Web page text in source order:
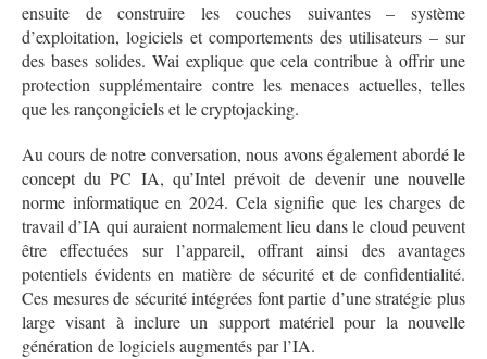
ensuite de construire les couches suivantes – système
d’exploitation, logiciels et comportements des utilisateurs – sur
des bases solides. Wai explique que cela contribue à offrir une
protection supplémentaire contre les menaces actuelles, telles
que les rançongiciels et le cryptojacking.
Au cours de notre conversation, nous avons également abordé le
concept du PC IA, qu’Intel prévoit de devenir une nouvelle
norme informatique en 2024. Cela signifie que les charges de
travail d’IA qui auraient normalement lieu dans le cloud peuvent
être effectuées sur l’appareil, offrant ainsi des avantages
potentiels évidents en matière de sécurité et de confidentialité.
Ces mesures de sécurité intégrées font partie d’une stratégie plus
large visant à inclure un support matériel pour la nouvelle
génération de logiciels augmentés par l’IA.